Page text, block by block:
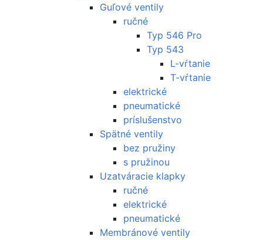
Guľové ventily
ručné
Typ 546 Pro
Typ 543
L-vŕtanie
T-vŕtanie
elektrické
pneumatické
príslušenstvo
Spätné ventily
bez pružiny
s pružinou
Uzatváracie klapky
ručné
elektrické
pneumatické
Membránové ventily